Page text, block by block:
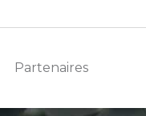
Partenaires